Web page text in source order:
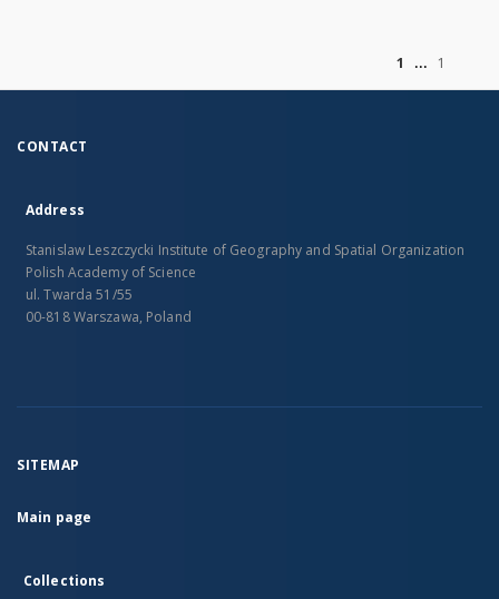
1
1
CONTACT
Address
Stanislaw Leszczycki Institute of Geography and Spatial Organization
Polish Academy of Science
ul. Twarda 51/55
00-818 Warszawa, Poland
SITEMAP
Main page
Collections